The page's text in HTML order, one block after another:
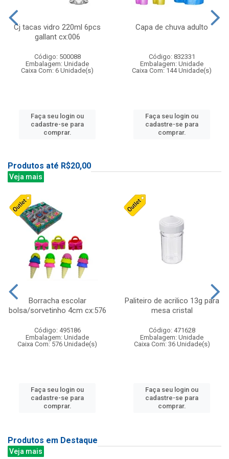
Cj tacas vidro 220ml 6pcs
gallant cx:006
Código: 500088
Embalagem: Unidade
Caixa Com: 6 Unidade(s)
Faça seu login ou
cadastre-se para
comprar.
Capa de chuva adulto
Código: 832331
Embalagem: Unidade
Caixa Com: 144 Unidade(s)
Faça seu login ou
cadastre-se para
comprar.
Produtos até R$20,00
Veja mais
Borracha escolar
bolsa/sorvetinho 4cm cx:576
Código: 495186
Embalagem: Unidade
Caixa Com: 576 Unidade(s)
Faça seu login ou
cadastre-se para
comprar.
Paliteiro de acrilico 13g para
mesa cristal
Código: 471628
Embalagem: Unidade
Caixa Com: 36 Unidade(s)
Faça seu login ou
cadastre-se para
comprar.
Produtos em Destaque
Veja mais